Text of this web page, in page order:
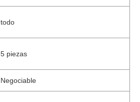
todo
5 piezas
Negociable